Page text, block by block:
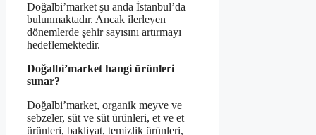
Doğalbi’market şu anda İstanbul’da
bulunmaktadır. Ancak ilerleyen
dönemlerde şehir sayısını artırmayı
hedeflemektedir.
Doğalbi’market hangi ürünleri
sunar?
Doğalbi’market, organik meyve ve
sebzeler, süt ve süt ürünleri, et ve et
ürünleri, bakliyat, temizlik ürünleri,